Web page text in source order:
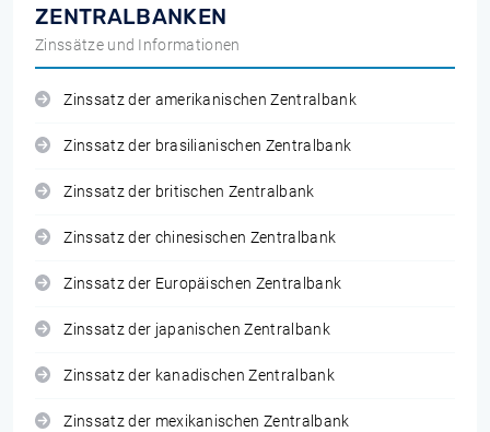
ZENTRALBANKEN
Zinssätze und Informationen
Zinssatz der amerikanischen Zentralbank
Zinssatz der brasilianischen Zentralbank
Zinssatz der britischen Zentralbank
Zinssatz der chinesischen Zentralbank
Zinssatz der Europäischen Zentralbank
Zinssatz der japanischen Zentralbank
Zinssatz der kanadischen Zentralbank
Zinssatz der mexikanischen Zentralbank